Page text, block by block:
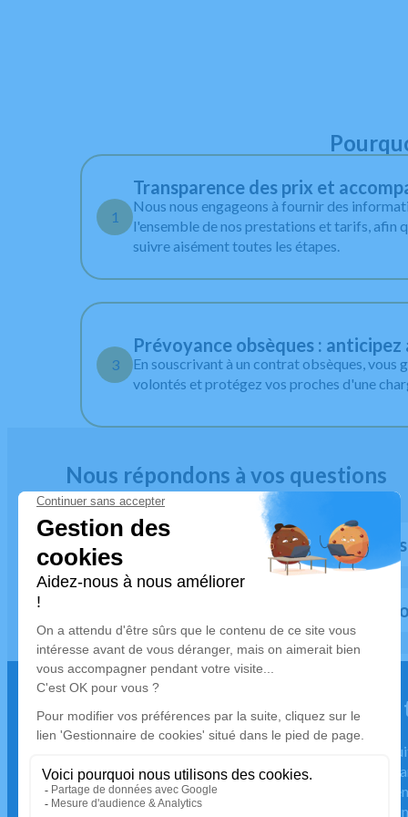
1
Transparence des prix et
Nous nous engageons à fournir des
l'ensemble de nos prestations et tarifs, afin
suivre aisément toutes les étapes.
3
Prévoyance obsèques :
En souscrivant à un contrat obsèques, vous
volontés et protégez vos proches d'une
Nous répondons à vos questions
Quand prévenir les
Comment se déroule une
Les Pompes Funèbres peuvent-elles
administrativement ?
Nous restons à votre écoute
urgence décès, 24h sur 24.
En cas de décès, nous sommes à votre écoute jour et
vous accompagne immédiatement pour organiser le
défunt et prendre en charge toutes les démarches
Disponibilité 24h/24 et 7j/7 – Contactez-nous dès